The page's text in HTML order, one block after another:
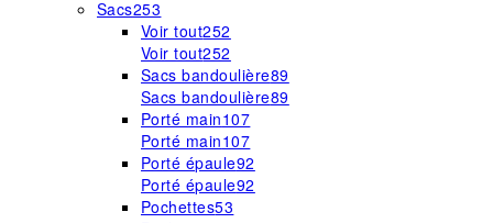
Sacs253
Voir tout252
Voir tout252
Sacs bandoulière89
Sacs bandoulière89
Porté main107
Porté main107
Porté épaule92
Porté épaule92
Pochettes53